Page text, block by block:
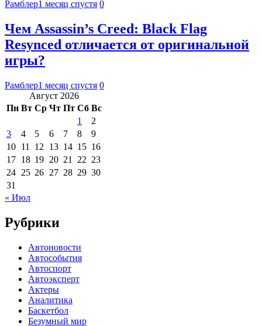
Рамблер1 месяц спустя 0
Чем Assassin’s Creed: Black Flag
Resynced отличается от оригинальной
игры?
Рамблер1 месяц спустя 0
Август 2026
Пн Вт Ср Чт Пт Сб Вс
1
2
3
4 5 6 7 8
9
10 11 12 13 14 15 16
17 18 19 20 21 22 23
24 25 26 27 28 29 30
31
« Июл
Рубрики
Автоновости
Автособытия
Автоспорт
Автоэксперт
Актеры
Аналитика
Баскетбол
Безумный мир